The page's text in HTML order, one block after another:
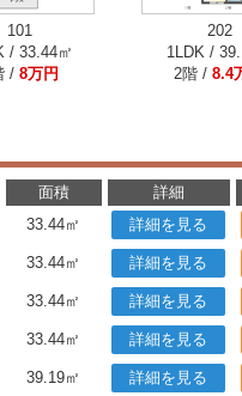
101
/ 33.44㎡
/ 8万円
202
1LDK /
2階 / 8.4
面積 詳細
33.44㎡ 詳細を見る
33.44㎡ 詳細を見る
33.44㎡ 詳細を見る
33.44㎡ 詳細を見る
39.19㎡ 詳細を見る